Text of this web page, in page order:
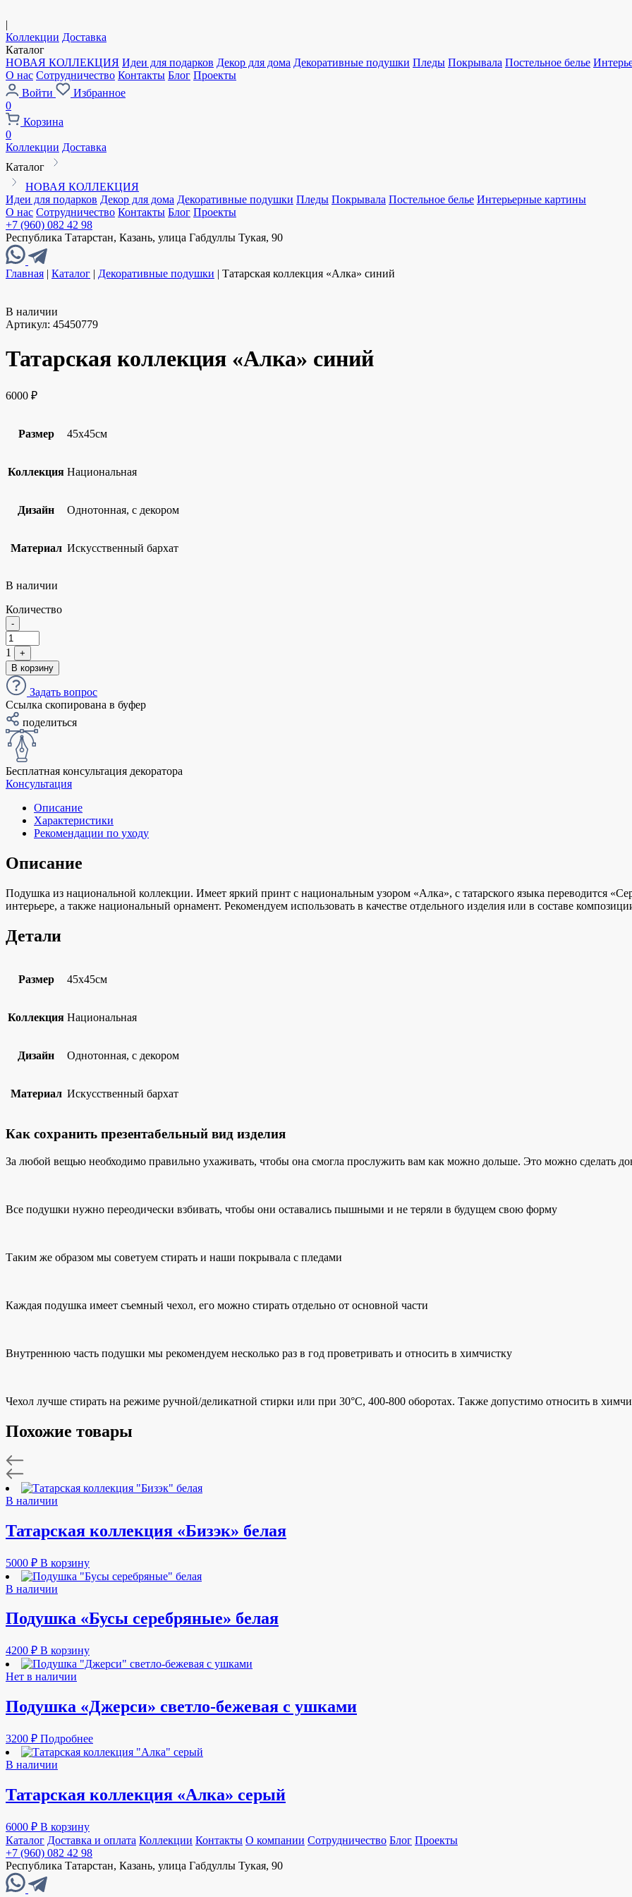
|
Коллекции Доставка
Каталог
НОВАЯ КОЛЛЕКЦИЯ Идеи для подарков Декор для дома Декоративные подушки Пледы Покрывала Постельное белье
О нас Сотрудничество Контакты Блог Проекты
Войти
Избранное
0
Корзина
0
Коллекции Доставка
Каталог
НОВАЯ КОЛЛЕКЦИЯ
Идеи для подарков Декор для дома Декоративные подушки Пледы Покрывала Постельное белье Интерьерные картины
О нас Сотрудничество Контакты Блог Проекты
+7 (960) 082 42 98
Республика Татарстан, Казань, улица Габдуллы Тукая, 90
Главная | Каталог | Декоративные подушки | Татарская коллекция «Алка» синий
В наличии
Артикул: 45450779
Татарская коллекция «Алка» синий
6000 ₽
Размер 45х45см
Коллекция Национальная
Дизайн Однотонная, с декором
Материал Искусственный бархат
В наличии
Количество
Quantity
-
1
+
В корзину
Задать вопрос
Ссылка скопирована в буфер
поделиться
Бесплатная консультация декоратора
Консультация
Описание
Характеристики
Рекомендации по уходу
Описание
Подушка из национальной коллекции. Имеет яркий принт с национальным узором «Алка», с татарского языка переводится
интерьере, а также национальный орнамент. Рекомендуем использовать в качестве отдельного изделия или в составе
Детали
Размер 45х45см
Коллекция Национальная
Дизайн Однотонная, с декором
Материал Искусственный бархат
Как сохранить презентабельный вид изделия
За любой вещью необходимо правильно ухаживать, чтобы она смогла прослужить вам как можно дольше. Это можно сделать
Все подушки нужно переодически взбивать, чтобы они оставались пышными и не теряли в будущем свою форму
Таким же образом мы советуем стирать и наши покрывала с пледами
Каждая подушка имеет съемный чехол, его можно стирать отдельно от основной части
Внутреннюю часть подушки мы рекомендуем несколько раз в год проветривать и относить в химчистку
Чехол лучше стирать на режиме ручной/деликатной стирки или при 30°C, 400-800 оборотах. Также допустимо относить в
Похожие товары
В наличии
Татарская коллекция «Бизэк» белая
5000 ₽ В корзину
В наличии
Подушка «Бусы серебряные» белая
4200 ₽ В корзину
Нет в наличии
Подушка «Джерси» светло-бежевая с ушками
3200 ₽ Подробнее
В наличии
Татарская коллекция «Алка» серый
6000 ₽ В корзину
Каталог Доставка и оплата Коллекции Контакты О компании Сотрудничество Блог Проекты
+7 (960) 082 42 98
Республика Татарстан, Казань, улица Габдуллы Тукая, 90